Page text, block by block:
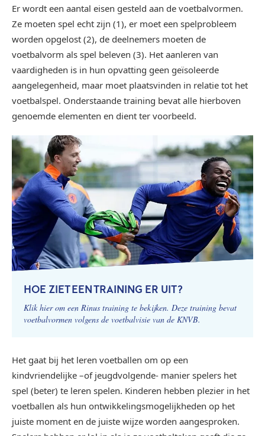
Er wordt een aantal eisen gesteld aan de voetbalvormen.
Ze moeten spel echt zijn (1), er moet een spelprobleem
worden opgelost (2), de deelnemers moeten de
voetbalvorm als spel beleven (3). Het aanleren van
vaardigheden is in hun opvatting geen geïsoleerde
aangelegenheid, maar moet plaatsvinden in relatie tot het
voetbalspel. Onderstaande training bevat alle hierboven
genoemde elementen en dient ter voorbeeld.
HOE ZIET EEN TRAINING ER UIT?
Klik hier om een Rinus training te bekijken. Deze training bevat
voetbalvormen volgens de voetbalvisie van de KNVB.
Het gaat bij het leren voetballen om op een
kindvriendelijke –of jeugdvolgende- manier spelers het
spel (beter) te leren spelen. Kinderen hebben plezier in het
voetballen als hun ontwikkelingsmogelijkheden op het
juiste moment en de juiste wijze worden aangesproken.